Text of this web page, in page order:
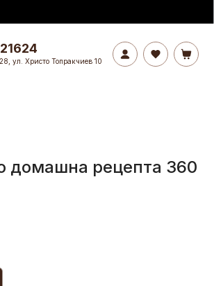
ул. Христо Топракчиев 10
домашна рецепта 360